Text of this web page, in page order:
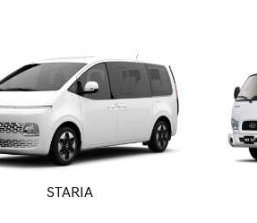
STARIA